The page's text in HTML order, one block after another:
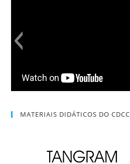
MATERIAIS DIDÁTICOS DO CDCC